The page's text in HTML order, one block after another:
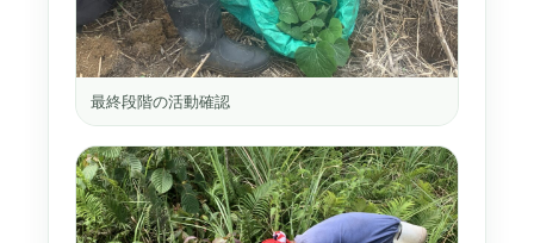
最終段階の活動確認